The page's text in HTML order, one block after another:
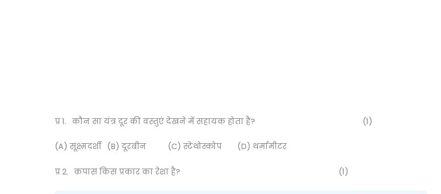
प्र 1. कौन सा यंत्र दूर की वस्तुएं देखने में सहायक होता है? (1)
(A) सूक्ष्मदर्शी (B) दूरबीन (C) स्टेथोस्कोप (D) थर्मामीटर
प्र 2. कपास किस प्रकार का रेशा है? (1)